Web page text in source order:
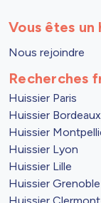
Vous êtes un
Nous rejoindre
Recherches
Huissier Paris
Huissier Bordeaux
Huissier
Huissier Lyon
Huissier Lille
Huissier Grenoble